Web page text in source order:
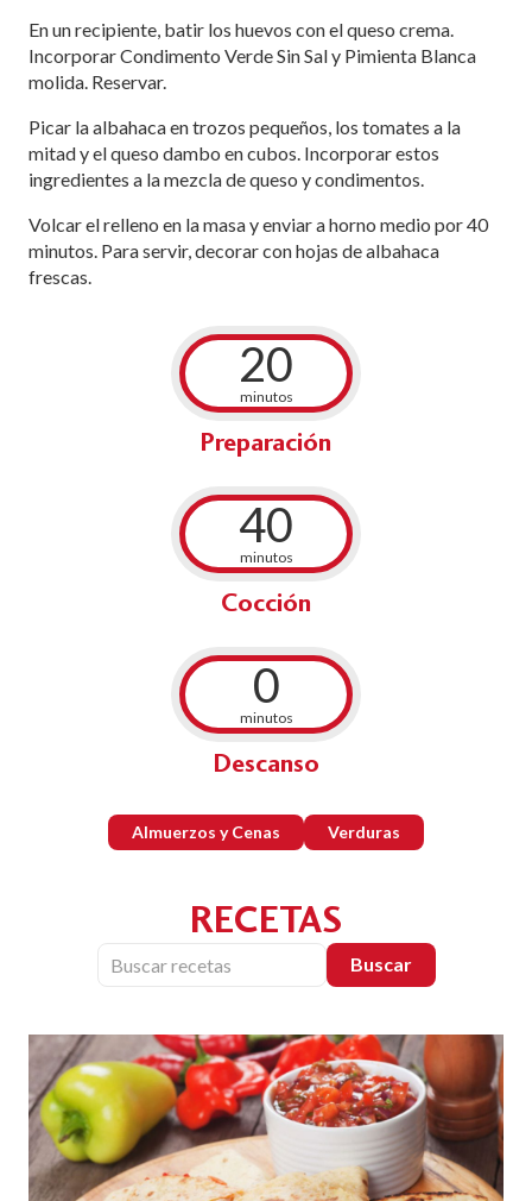
En un recipiente, batir los huevos con el queso crema.
Incorporar Condimento Verde Sin Sal y Pimienta Blanca
molida. Reservar.
Picar la albahaca en trozos pequeños, los tomates a la
mitad y el queso dambo en cubos. Incorporar estos
ingredientes a la mezcla de queso y condimentos.
Volcar el relleno en la masa y enviar a horno medio por 40
minutos. Para servir, decorar con hojas de albahaca
frescas.
20
minutos
Preparación
40
minutos
Cocción
0
minutos
Descanso
Almuerzos y Cenas Verduras
RECETAS
Buscar